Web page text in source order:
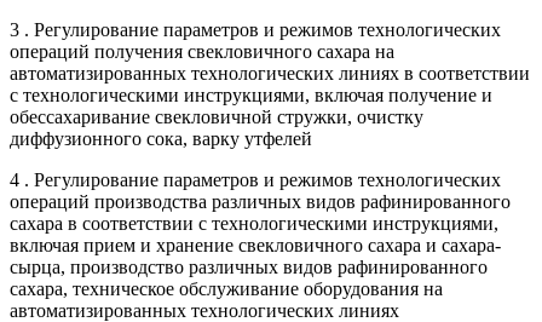
3 . Регулирование параметров и режимов технологических
операций получения свекловичного сахара на
автоматизированных технологических линиях в соответствии
с технологическими инструкциями, включая получение и
обессахаривание свекловичной стружки, очистку
диффузионного сока, варку утфелей
4 . Регулирование параметров и режимов технологических
операций производства различных видов рафинированного
сахара в соответствии с технологическими инструкциями,
включая прием и хранение свекловичного сахара и сахара-
сырца, производство различных видов рафинированного
сахара, техническое обслуживание оборудования на
автоматизированных технологических линиях